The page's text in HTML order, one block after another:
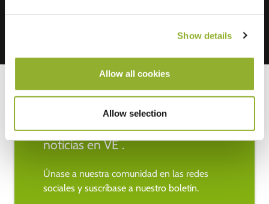
Show details
Allow all cookies
Allow selection
Manténgase al día de las últimas
noticias en VE .
Únase a nuestra comunidad en las redes
sociales y suscríbase a nuestro boletín.